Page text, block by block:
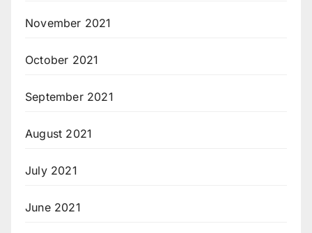
November 2021
October 2021
September 2021
August 2021
July 2021
June 2021